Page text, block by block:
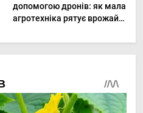
допомогою дронів: як мала
агротехніка рятує врожай